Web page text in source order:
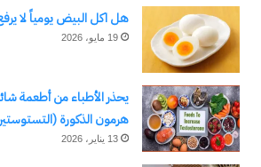
هل اكل البيض يومياً لا
19 مايو، 2026
يحذر الأطباء من أطعمة
هرمون الذكورة
13 يناير، 2026